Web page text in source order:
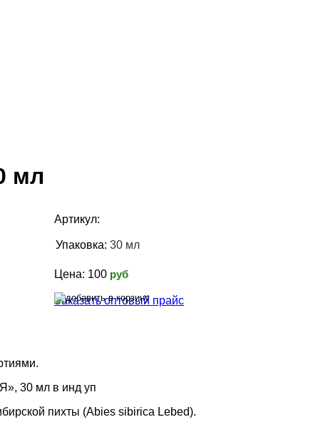
мл
Артикул:
Упаковка: 30 мл
Цена: 100 pуб
Заказать оптовый прайс
30 мл в инд уп
пихты (Abies sibirica Lebed).